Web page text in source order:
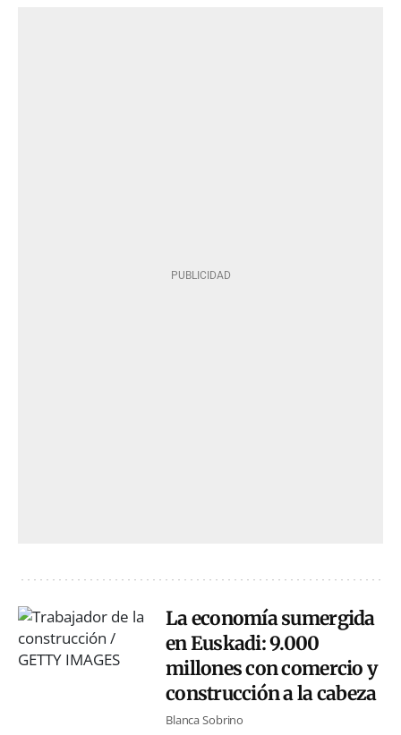
La economía sumergida
en Euskadi: 9.000
millones con comercio y
construcción a la cabeza
Blanca Sobrino